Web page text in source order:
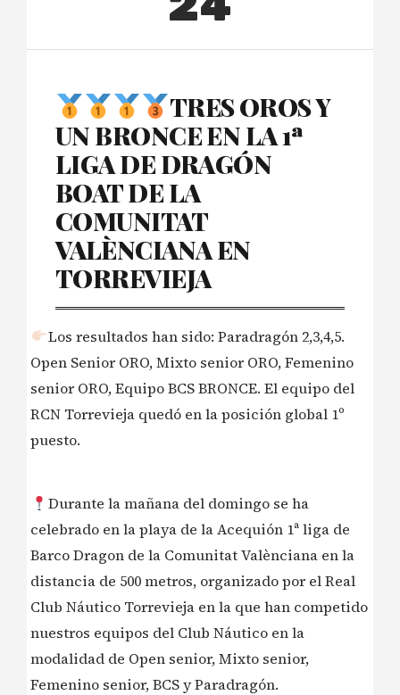
TRES OROS Y
UN BRONCE EN LA 1ª
LIGA DE DRAGÓN
BOAT DE LA
COMUNITAT
VALÈNCIANA EN
TORREVIEJA
Los resultados han sido: Paradragón 2,3,4,5.
Open Senior ORO, Mixto senior ORO, Femenino
senior ORO, Equipo BCS BRONCE. El equipo del
RCN Torrevieja quedó en la posición global 1º
puesto.
Durante la mañana del domingo se ha
celebrado en la playa de la Acequión 1ª liga de
Barco Dragon de la Comunitat Valènciana en la
distancia de 500 metros, organizado por el Real
Club Náutico Torrevieja en la que han competido
nuestros equipos del Club Náutico en la
modalidad de Open senior, Mixto senior,
Femenino senior, BCS y Paradragón.